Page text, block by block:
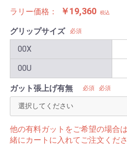
ラリー価格： ￥19,360 税込
グリップサイズ 必須
00X
00U
ガット張上げ有無 必須 必須
他の有料ガットをご希望の場合
緒にカートに入れてご注文くださ